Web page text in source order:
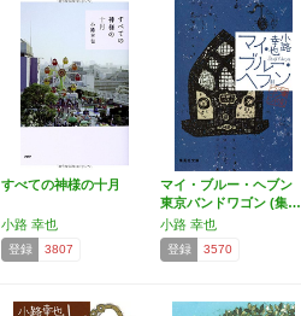
すべての神様の十月
小路 幸也
登録 3807
マイ・ブルー・ヘブン
東京バンドワゴン (集…
小路 幸也
登録 3570